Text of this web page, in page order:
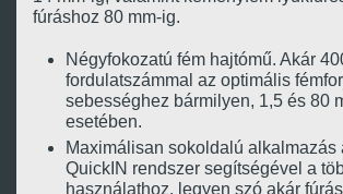
fúráshoz 80 mm-ig.
Négyfokozatú fém hajtómű. Akár
fordulatszámmal az optimális
sebességhez bármilyen, 1,5 és 80
esetében.
Maximálisan sokoldalú alkalmazás
QuickIN rendszer segítségével a
használathoz, legyen szó akár